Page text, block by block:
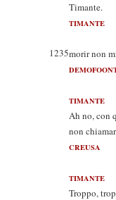
Timante.
TIMANTE
Ah
1235morir non
TIMANTE
Ah no, con
non
CREUSA
TIMANTE
Troppo,